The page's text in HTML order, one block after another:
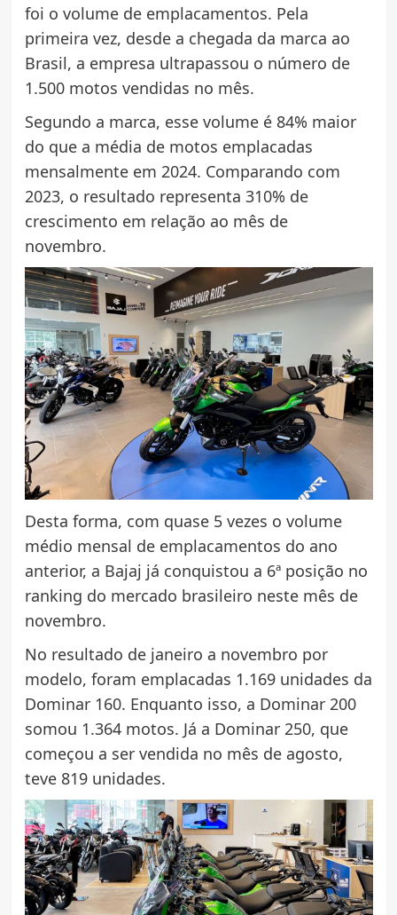
foi o volume de emplacamentos. Pela
primeira vez, desde a chegada da marca ao
Brasil, a empresa ultrapassou o número de
1.500 motos vendidas no mês.
Segundo a marca, esse volume é 84% maior
do que a média de motos emplacadas
mensalmente em 2024. Comparando com
2023, o resultado representa 310% de
crescimento em relação ao mês de
novembro.
Desta forma, com quase 5 vezes o volume
médio mensal de emplacamentos do ano
anterior, a Bajaj já conquistou a 6ª posição no
ranking do mercado brasileiro neste mês de
novembro.
No resultado de janeiro a novembro por
modelo, foram emplacadas 1.169 unidades da
Dominar 160. Enquanto isso, a Dominar 200
somou 1.364 motos. Já a Dominar 250, que
começou a ser vendida no mês de agosto,
teve 819 unidades.